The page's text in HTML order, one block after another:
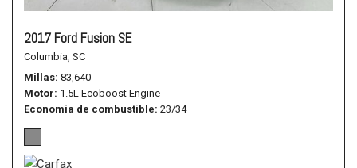
2017 Ford Fusion SE
Columbia, SC
Millas 83,640
Motor 1.5L Ecoboost Engine
Economía de combustible 23/34